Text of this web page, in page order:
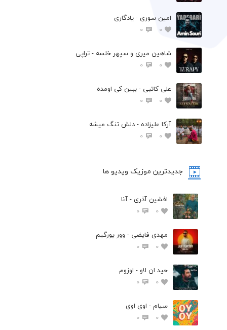
امین سوری - یادگاری
0
0
شاهین میری و سپهر خلسه - تراپی
0
0
علی کاتبی - ببین کی اومده
0
0
آرکا علیزاده - دلش تنگ میشه
0
0
جدیدترین موزیک ویدیو ها
افشین آذری - آنا
0
0
مهدی فایضی - وور یورگیم
0
0
حید ان لاو - اوزوم
0
0
سیام - اوی اوی
0
0